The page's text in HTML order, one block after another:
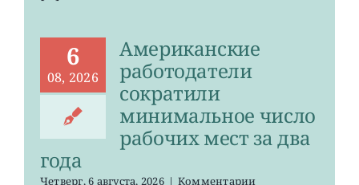
6
08, 2026
Американские
работодатели
сократили
минимальное число
рабочих мест за два
года
Четверг, 6 августа, 2026 | Комментариик